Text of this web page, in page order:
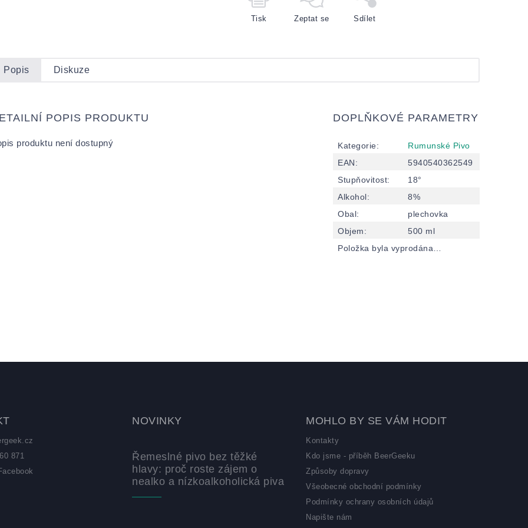
Tisk Zeptat se Sdílet
Popis Diskuze
POPIS PRODUKTU
produktu není dostupný
DOPLŇKOVÉ PARAMETRY
Kategorie:
Rumunské Pivo
EAN:
5940540362549
Stupňovitost:
18°
Alkohol:
8%
Obal:
plechovka
Objem:
500 ml
Položka byla vyprodána…
871
NOVINKY
Řemeslné pivo bez těžké
hlavy: proč roste zájem o
nealko a nízkoalkoholická piva
MOHLO BY SE VÁM HODIT
Kontakty
Kdo jsme - příběh BeerGeeku
Způsoby dopravy
Všeobecné obchodní podmínky
Podmínky ochrany osobních údajů
Napište nám